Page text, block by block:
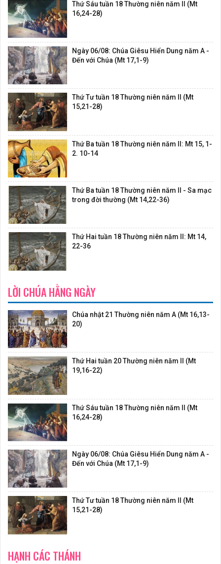
Thứ Sáu tuần 18 Thường niên năm II (Mt
16,24-28)
Ngày 06/08: Chúa Giêsu Hiển Dung năm A -
Đến với Chúa (Mt 17,1-9)
Thứ Tư tuần 18 Thường niên năm II (Mt
15,21-28)
Thứ Ba tuần 18 Thường niên năm II: Mt 15, 1-
2. 10-14
Thứ Ba tuần 18 Thường niên năm II - Sa mạc
trong đời thường (Mt 14,22-36)
Thứ Hai tuần 18 Thường niên năm II: Mt 14,
22-36
LỜI CHÚA HẰNG NGÀY
Chúa nhật 21 Thường niên năm A (Mt 16,13-
20)
Thứ Hai tuần 20 Thường niên năm II (Mt
19,16-22)
Thứ Sáu tuần 18 Thường niên năm II (Mt
16,24-28)
Ngày 06/08: Chúa Giêsu Hiển Dung năm A -
Đến với Chúa (Mt 17,1-9)
Thứ Tư tuần 18 Thường niên năm II (Mt
15,21-28)
HẠNH CÁC THÁNH